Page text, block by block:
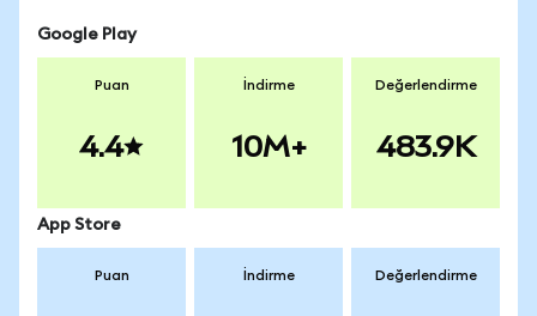
Google Play
Puan
4.4
İndirme
10M+
Değerlendirme
483.9K
App Store
Puan İndirme Değerlendirme